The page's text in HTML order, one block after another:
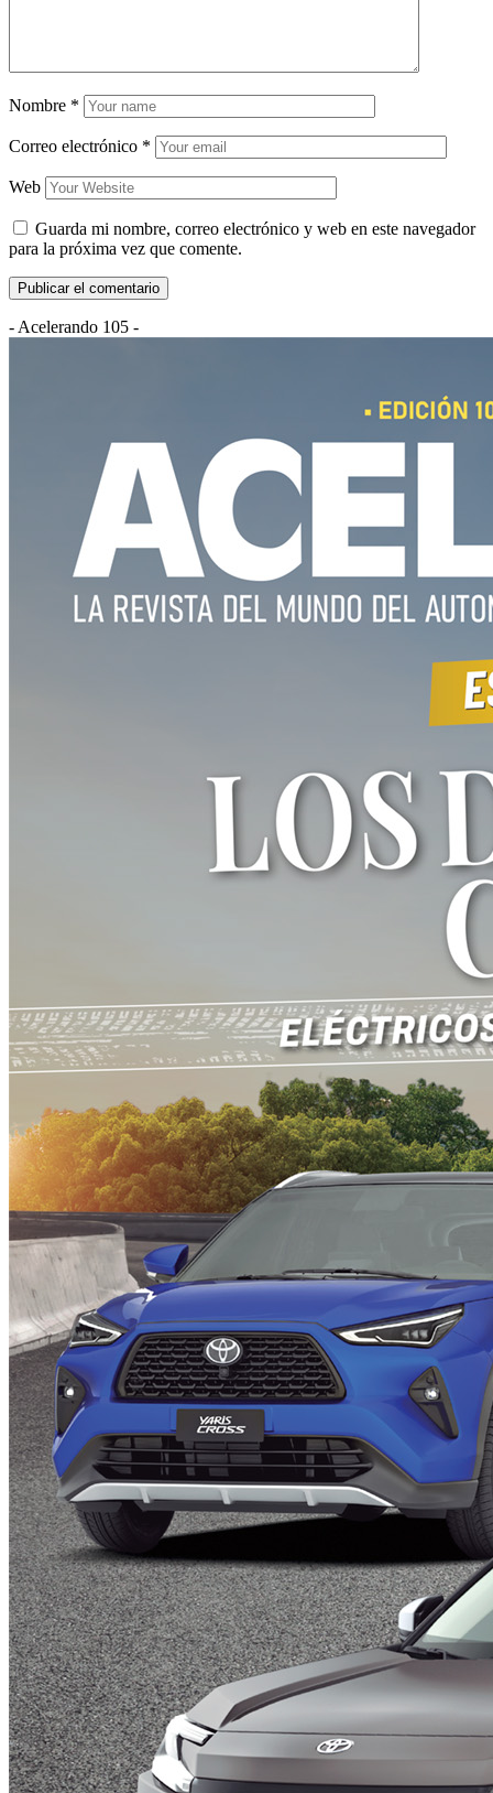
Nombre *
Correo electrónico *
Web
Guarda mi nombre, correo electrónico y web en este navegador
para la próxima vez que comente.
- Acelerando 105 -